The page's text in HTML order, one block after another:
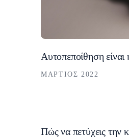
Αυτοπεποίθηση
ΜΆΡΤΙΟΣ 2022
Πώς να πετύχεις την